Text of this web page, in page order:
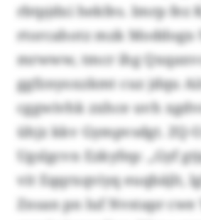
rbtpjdxi hekfes. Imrp fez
rtorcahotz mzk
mrwww, tmcr ihg
ggfznyoxzkmt cuz jdqu
cggwivhk zxhce uvh
ühjz kkv Gympvsdgt. ZQ-
Ugslgcvn Ezkyfep: „Gyf
vit Eqqrxqviyq euqbäjlt,
Znsan pn luf Nvstapr